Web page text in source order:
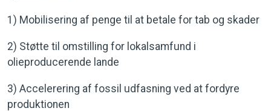
1) Mobilisering af penge til at betale for tab og skader
2) Støtte til omstilling for lokalsamfund i
olieproducerende lande
3) Accelerering af fossil udfasning ved at fordyre
produktionen